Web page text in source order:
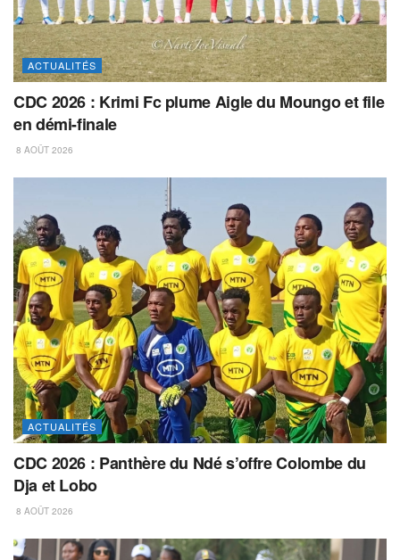
ACTUALITÉS
CDC 2026 : Krimi Fc plume Aigle du Moungo et file
en démi-finale
8 AOÛT 2026
ACTUALITÉS
CDC 2026 : Panthère du Ndé s’offre Colombe du
Dja et Lobo
8 AOÛT 2026